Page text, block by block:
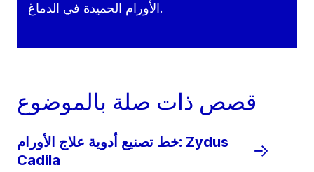
الأورام الحميدة في الدماغ.
قصص ذات صلة بالموضوع
خط تصنيع أدوية علاج الأورام: Zydus
Cadila